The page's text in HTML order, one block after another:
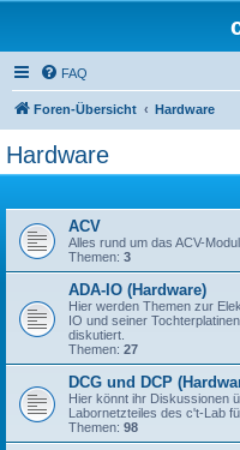
FAQ
Foren-Übersicht Hardware
Hardware
ACV
Alles rund um das ACV-
Themen: 3
ADA-IO (Hardware)
Hier werden Themen zur
IO und seiner
diskutiert.
Themen: 27
DCG und DCP
Hier könnt ihr Diskussionen
Labornetzteiles des c't-Lab
Themen: 98